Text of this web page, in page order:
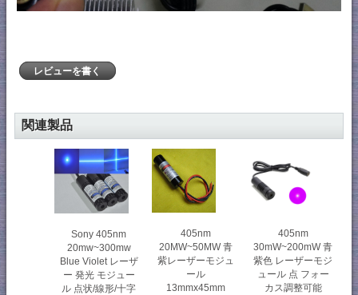
レビューを書く
関連製品
Sony 405nm
20mw~300mw
Blue Violet レーザ
ー 発光 モジュー
ル 点状/線形/十字
405nm
20MW~50MW 青
紫レーザーモジュ
ール
13mmx45mm
405nm
30mW~200mW 青
紫色 レーザーモジ
ュール 点 フォー
カス調整可能